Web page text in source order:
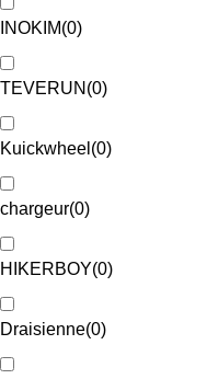
INOKIM(0)
TEVERUN (0)
Kuickwheel (0)
chargeur(0)
HIKERBOY(0)
Draisienne(0)